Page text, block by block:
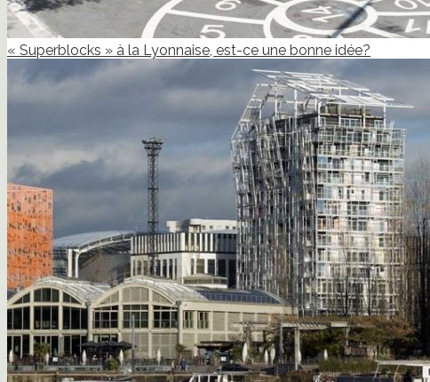
« Superblocks » à la Lyonnaise, est-ce une bonne idée?